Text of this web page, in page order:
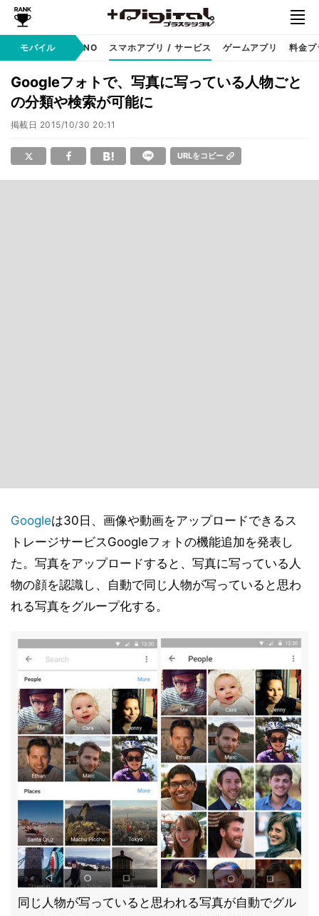
モバイル
携帯キャリア MVNO スマホアプリ / サービス ゲームアプリ 料金プ
Googleフォトで、写真に写っている人物ごと
の分類や検索が可能に
掲載日 2015/10/30 20:11
URLをコピー
Googleは30日、画像や動画をアップロードできるス
トレージサービスGoogleフォトの機能追加を発表し
た。写真をアップロードすると、写真に写っている人
物の顔を認識し、自動で同じ人物が写っていると思わ
れる写真をグループ化する。
同じ人物が写っていると思われる写真が自動でグル